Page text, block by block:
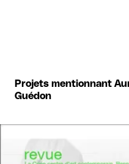
Projets mentionnant
Guédon